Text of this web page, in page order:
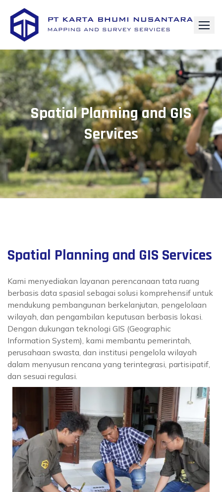
Spatial Planning and GIS
Services
Spatial Planning and GIS Services
Kami menyediakan layanan perencanaan tata ruang
berbasis data spasial sebagai solusi komprehensif untuk
mendukung pembangunan berkelanjutan, pengelolaan
wilayah, dan pengambilan keputusan berbasis lokasi.
Dengan dukungan teknologi GIS (Geographic
Information System), kami membantu pemerintah,
perusahaan swasta, dan institusi pengelola wilayah
dalam menyusun rencana yang terintegrasi, partisipatif,
dan sesuai regulasi.